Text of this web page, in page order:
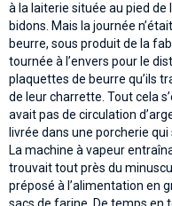
à la laiterie située au pied de
bidons. Mais la journée
beurre, sous produit de la
tournée à l’envers pour le
plaquettes de beurre qu’ils
de leur charrette. Tout cela
avait pas de circulation
livrée dans une porcherie
La machine à vapeur
trouvait tout près du
préposé à l’alimentation en